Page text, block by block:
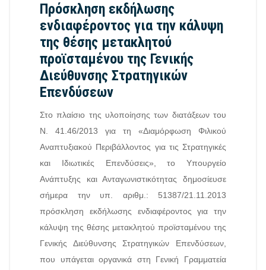
Πρόσκληση εκδήλωσης
ενδιαφέροντος για την κάλυψη
της θέσης μετακλητού
προϊσταμένου της Γενικής
Διεύθυνσης Στρατηγικών
Επενδύσεων
Στο πλαίσιο της υλοποίησης των διατάξεων του
Ν. 41.46/2013 για τη «Διαμόρφωση Φιλικού
Αναπτυξιακού Περιβάλλοντος για τις Στρατηγικές
και Ιδιωτικές Επενδύσεις», το Υπουργείο
Ανάπτυξης και Ανταγωνιστικότητας δημοσίευσε
σήμερα την υπ. αριθμ.: 51387/21.11.2013
πρόσκληση εκδήλωσης ενδιαφέροντος για την
κάλυψη της θέσης μετακλητού προϊσταμένου της
Γενικής Διεύθυνσης Στρατηγικών Επενδύσεων,
που υπάγεται οργανικά στη Γενική Γραμματεία